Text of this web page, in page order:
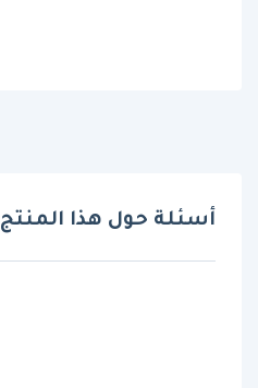
أسئلة حول هذا المنتج